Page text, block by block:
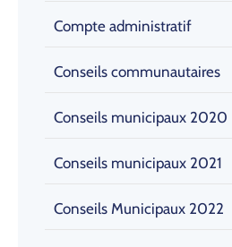
Compte administratif
Conseils communautaires
Conseils municipaux 2020
Conseils municipaux 2021
Conseils Municipaux 2022